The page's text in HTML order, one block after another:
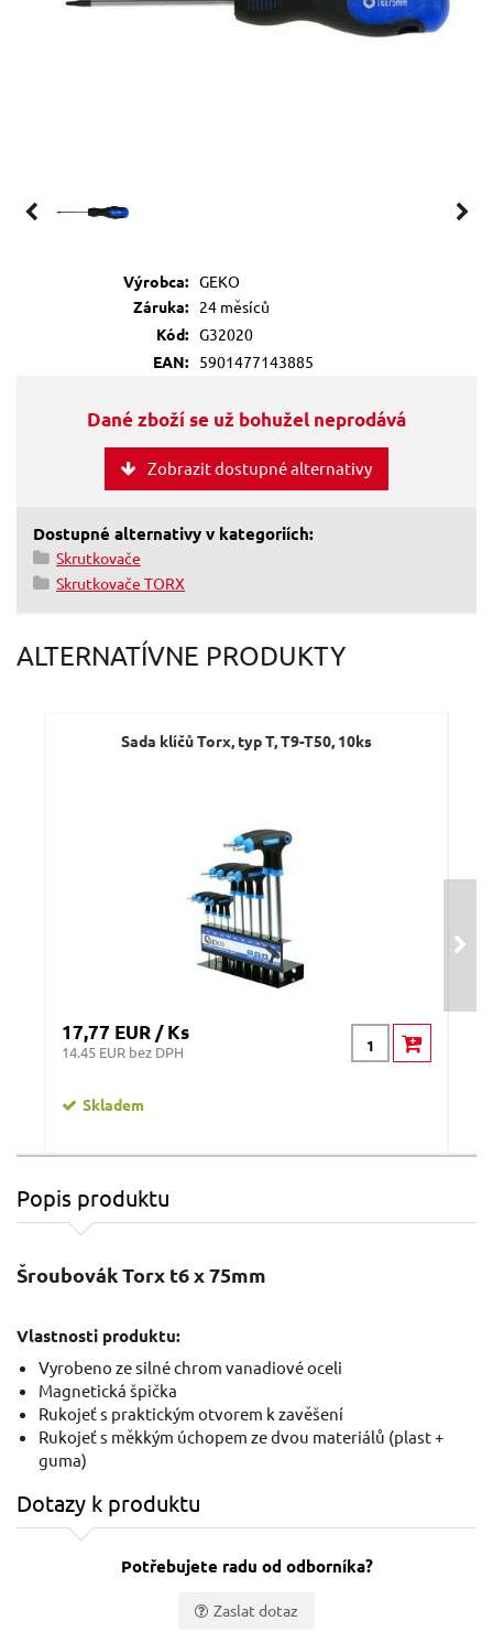
Výrobca: GEKO
Záruka:
24 měsíců
Kód: G32020
EAN:
5901477143885
Dané zboží se už bohužel neprodává
Zobrazit dostupné alternativy
Dostupné alternativy v kategoriích:
Skrutkovače
Skrutkovače TORX
ALTERNATÍVNE PRODUKTY
Sada klíčů Torx, typ T, T9-T50, 10ks
17,77 EUR / Ks
14.45 EUR bez DPH
Skladem
Šroubovák TORX, T 6x100mm, S2
3,90 EUR / Ks
3.17 EUR bez DPH
Skladem
Popis produktu
Šroubovák Torx t6 x 75mm
Vlastnosti produktu:
Vyrobeno ze silné chrom vanadiové oceli
Magnetická špička
Rukojeť s praktickým otvorem k zavěšení
Rukojeť s měkkým úchopem ze dvou materiálů (plast +
guma)
Dotazy k produktu
Potřebujete radu od odborníka?
Zaslat dotaz